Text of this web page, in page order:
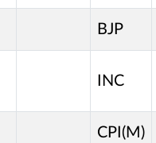
BJP
INC
CPI(M)